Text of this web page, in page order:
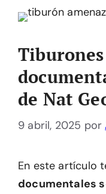
de Nat
9 abril, 2025 por
En este artículo
documentales